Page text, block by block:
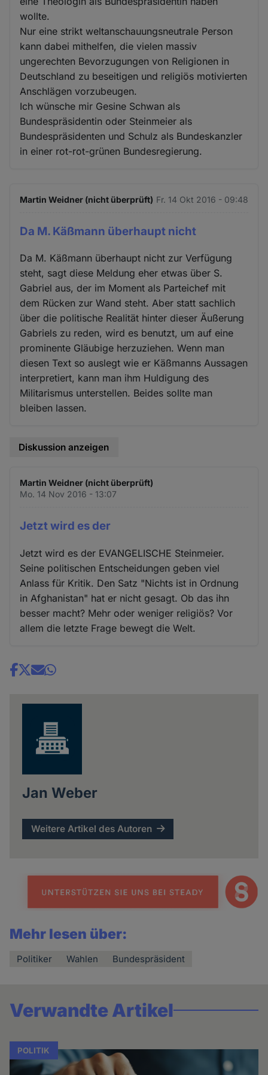
wollte.
Nur eine strikt weltanschauungsneutrale Person
kann dabei mithelfen, die vielen massiv
ungerechten Bevorzugungen von Religionen in
Deutschland zu beseitigen und religiös motivierten
Anschlägen vorzubeugen.
Ich wünsche mir Gesine Schwan als
Bundespräsidentin oder Steinmeier als
Bundespräsidenten und Schulz als Bundeskanzler
in einer rot-rot-grünen Bundesregierung.
Martin Weidner (nicht überprüft) Fr. 14 Okt 2016 - 09:48
Da M. Käßmann überhaupt nicht
Da M. Käßmann überhaupt nicht zur Verfügung
steht, sagt diese Meldung eher etwas über S.
Gabriel aus, der im Moment als Parteichef mit
dem Rücken zur Wand steht. Aber statt sachlich
über die politische Realität hinter dieser Äußerung
Gabriels zu reden, wird es benutzt, um auf eine
prominente Gläubige herzuziehen. Wenn man
diesen Text so auslegt wie er Käßmanns Aussagen
interpretiert, kann man ihm Huldigung des
Militarismus unterstellen. Beides sollte man
bleiben lassen.
Diskussion anzeigen
Martin Weidner (nicht überprüft)
Mo. 14 Nov 2016 - 13:07
Jetzt wird es der
Jetzt wird es der EVANGELISCHE Steinmeier.
Seine politischen Entscheidungen geben viel
Anlass für Kritik. Den Satz "Nichts ist in Ordnung
in Afghanistan" hat er nicht gesagt. Ob das ihn
besser macht? Mehr oder weniger religiös? Vor
allem die letzte Frage bewegt die Welt.
Share
Jan Weber
Weitere Artikel des Autoren
Mehr lesen über:
Politiker Wahlen Bundespräsident
Verwandte Artikel
POLITIK